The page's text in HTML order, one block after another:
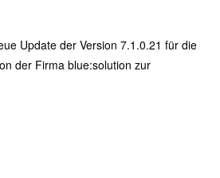
Update der Version 7.1.0.21 für die
der Firma blue:solution zur